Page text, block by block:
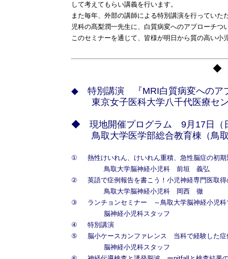
して考えてもらい講義を行います。
また毎年、外部の講師による特別講演を行っていた
児科の髙梨潤一先生に、白質病変へのアプローチつ
このセミナーを通じて、皆様が明日から質の高い
◆
◆ 特別講演 『MRI白質病変へのア
東京女子医科大学八千代医療
◆ 現地開催プログラム 9 月17日（
鳥取大学医学部総合教育棟（鳥
①
熱性けいれん、けいれん重積、急性脳症の初
鳥取大学脳神経小児科 前垣 義弘
②
英語で症例報告を書こう！小児神経専門医取
鳥取大学脳神経小児科 岡西 徹
③
ランチョンセミナー ～鳥取大学脳神経小児科
脳神経小児科スタッフ
④
特別講演
⑤
脳小ケースカンファレンス 当科で経験した
脳神経小児科スタッフ